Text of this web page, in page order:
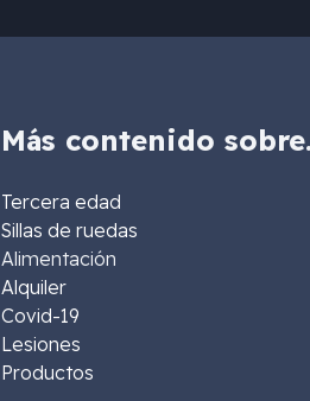
Más contenido
Tercera edad
Sillas de ruedas
Alimentación
Alquiler
Covid-19
Lesiones
Productos